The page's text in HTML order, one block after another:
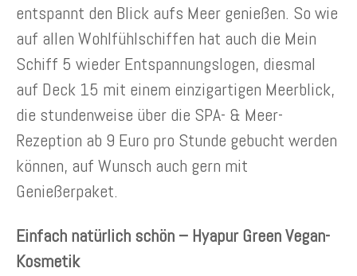
entspannt den Blick aufs Meer genießen. So wie
auf allen Wohlfühlschiffen hat auch die Mein
Schiff 5 wieder Entspannungslogen, diesmal
auf Deck 15 mit einem einzigartigen Meerblick,
die stundenweise über die SPA- & Meer-
Rezeption ab 9 Euro pro Stunde gebucht werden
können, auf Wunsch auch gern mit
Genießerpaket.
Einfach natürlich schön – Hyapur Green Vegan-
Kosmetik